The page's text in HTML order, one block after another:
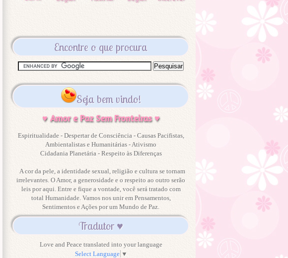
Encontre o que procura
Seja bem vindo!
♥ Amor e Paz Sem Fronteiras ♥
Espiritualidade - Despertar de Consciência - Causas Pacifistas,
Ambientalistas e Humanitárias - Ativismo
Cidadania Planetária - Respeito às Diferenças
A cor da pele, a identidade sexual, religião e cultura se tornam
irrelevantes. O Amor, a generosidade e o respeito ao outro serão
leis por aqui. Entre e fique a vontade, você será tratado com
total Humanidade. Vamos nos unir em Pensamentos,
Sentimentos e Ações por um Mundo de Paz.
Tradutor ♥
Love and Peace translated into your language
Select Language ▼